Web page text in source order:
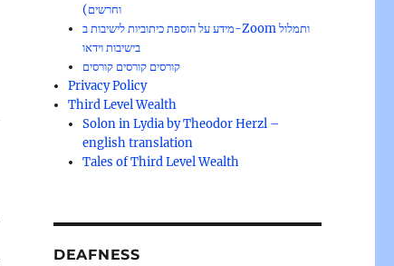
וחרשים)
מידע על הוספת כיתוביות לישיבות ב-Zoom ותמלול
בישיבות וידאו
קורסים קורסים קורסים
Privacy Policy
Third Level Wealth
Solon in Lydia by Theodor Herzl –
english translation
Tales of Third Level Wealth
DEAFNESS